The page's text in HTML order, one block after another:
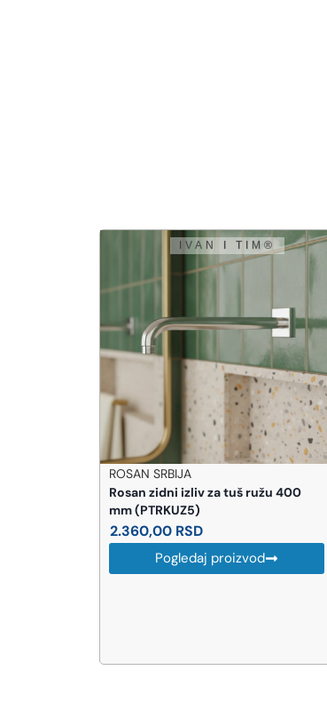
TECE GERMANY
TECE T-Komad Logo 50-50-50
8710950
6.481,00RSD
Pogledaj proizvod